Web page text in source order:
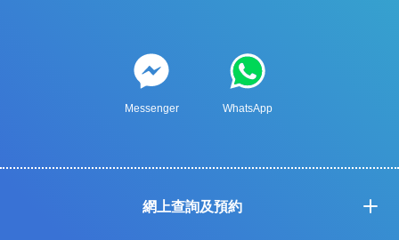
Messenger WhatsApp
網上查詢及預約